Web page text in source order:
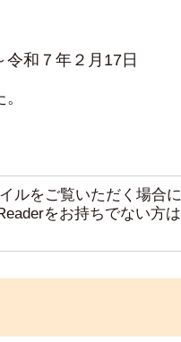
和７年２月17日
ルをご覧いただく場合
をお持ちでない方